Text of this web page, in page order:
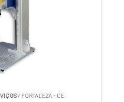
/ FORTALEZA - CE